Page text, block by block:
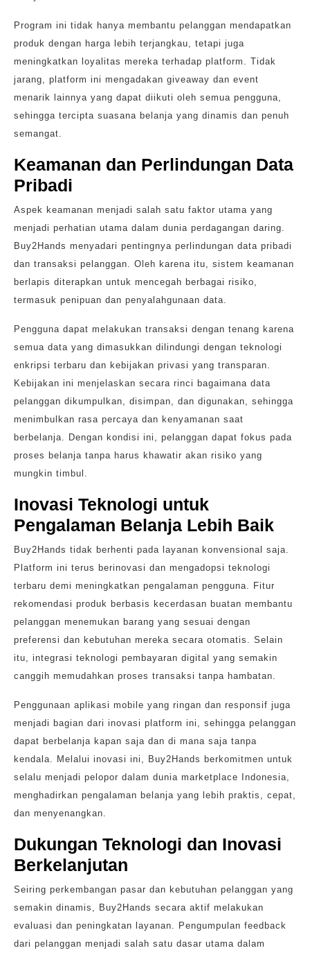
Program ini tidak hanya membantu pelanggan mendapatkan
produk dengan harga lebih terjangkau, tetapi juga
meningkatkan loyalitas mereka terhadap platform. Tidak
jarang, platform ini mengadakan giveaway dan event
menarik lainnya yang dapat diikuti oleh semua pengguna,
sehingga tercipta suasana belanja yang dinamis dan penuh
semangat.
Keamanan dan Perlindungan Data
Pribadi
Aspek keamanan menjadi salah satu faktor utama yang
menjadi perhatian utama dalam dunia perdagangan daring.
Buy2Hands menyadari pentingnya perlindungan data pribadi
dan transaksi pelanggan. Oleh karena itu, sistem keamanan
berlapis diterapkan untuk mencegah berbagai risiko,
termasuk penipuan dan penyalahgunaan data.
Pengguna dapat melakukan transaksi dengan tenang karena
semua data yang dimasukkan dilindungi dengan teknologi
enkripsi terbaru dan kebijakan privasi yang transparan.
Kebijakan ini menjelaskan secara rinci bagaimana data
pelanggan dikumpulkan, disimpan, dan digunakan, sehingga
menimbulkan rasa percaya dan kenyamanan saat
berbelanja. Dengan kondisi ini, pelanggan dapat fokus pada
proses belanja tanpa harus khawatir akan risiko yang
mungkin timbul.
Inovasi Teknologi untuk
Pengalaman Belanja Lebih Baik
Buy2Hands tidak berhenti pada layanan konvensional saja.
Platform ini terus berinovasi dan mengadopsi teknologi
terbaru demi meningkatkan pengalaman pengguna. Fitur
rekomendasi produk berbasis kecerdasan buatan membantu
pelanggan menemukan barang yang sesuai dengan
preferensi dan kebutuhan mereka secara otomatis. Selain
itu, integrasi teknologi pembayaran digital yang semakin
canggih memudahkan proses transaksi tanpa hambatan.
Penggunaan aplikasi mobile yang ringan dan responsif juga
menjadi bagian dari inovasi platform ini, sehingga pelanggan
dapat berbelanja kapan saja dan di mana saja tanpa
kendala. Melalui inovasi ini, Buy2Hands berkomitmen untuk
selalu menjadi pelopor dalam dunia marketplace Indonesia,
menghadirkan pengalaman belanja yang lebih praktis, cepat,
dan menyenangkan.
Dukungan Teknologi dan Inovasi
Berkelanjutan
Seiring perkembangan pasar dan kebutuhan pelanggan yang
semakin dinamis, Buy2Hands secara aktif melakukan
evaluasi dan peningkatan layanan. Pengumpulan feedback
dari pelanggan menjadi salah satu dasar utama dalam